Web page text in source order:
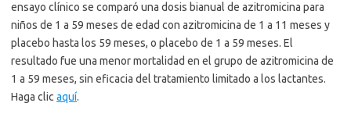
ensayo clínico se comparó una dosis bianual de azitromicina para
niños de 1 a 59 meses de edad con azitromicina de 1 a 11 meses y
placebo hasta los 59 meses, o placebo de 1 a 59 meses. El
resultado fue una menor mortalidad en el grupo de azitromicina de
1 a 59 meses, sin eficacia del tratamiento limitado a los lactantes.
Haga clicaquí.